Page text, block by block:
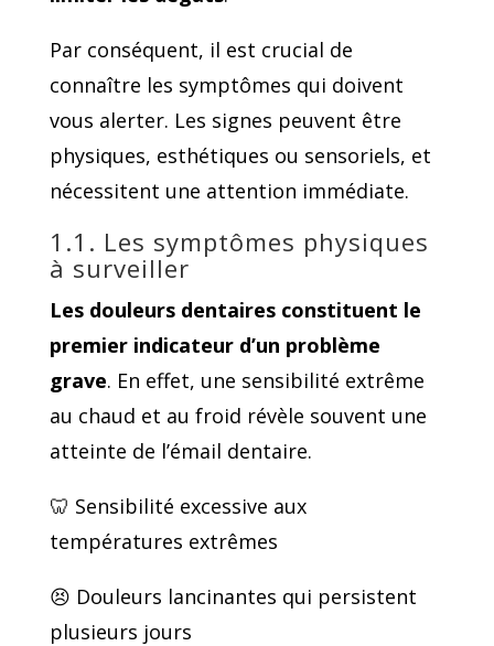
Par conséquent, il est crucial de
connaître les symptômes qui doivent
vous alerter. Les signes peuvent être
physiques, esthétiques ou sensoriels, et
nécessitent une attention immédiate.
1.1. Les symptômes physiques
à surveiller
Les douleurs dentaires constituent le
premier indicateur d’un problème
grave. En effet, une sensibilité extrême
au chaud et au froid révèle souvent une
atteinte de l’émail dentaire.
🦷 Sensibilité excessive aux
températures extrêmes
😣 Douleurs lancinantes qui persistent
plusieurs jours